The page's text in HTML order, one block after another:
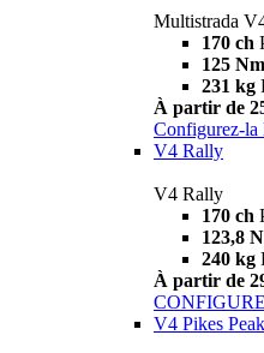
Multistrada
170 ch
125 Nm
231 kg
À partir de
Configurez-la
V4 Rally
V4 Rally
170 ch
123,8
240 kg
À partir de
V4 Pikes Peak